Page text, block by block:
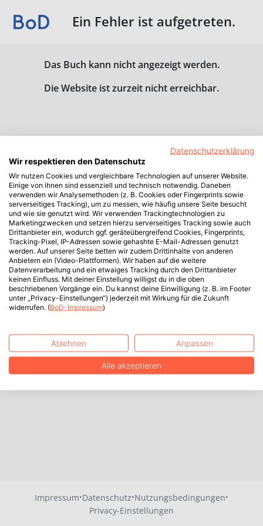
Ein Fehler ist aufgetreten.
Das Buch kann nicht angezeigt werden.
Die Website ist zurzeit nicht erreichbar.
Impressum·Datenschutz·Nutzungsbedingungen·
Privacy-Einstellungen
Datenschutzerklärung
Wir respektieren den Datenschutz
Wir nutzen Cookies und vergleichbare Technologien auf unserer Website.
Einige von ihnen sind essenziell und technisch notwendig. Daneben
verwenden wir Analysemethoden (z. B. Cookies oder Fingerprints sowie
serverseitiges Tracking), um zu messen, wie häufig unsere Seite besucht
und wie sie genutzt wird. Wir verwenden Trackingtechnologien zu
Marketingzwecken und setzen hierzu serverseitiges Tracking sowie auch
Drittanbieter ein, wodurch ggf. geräteübergreifend Cookies, Fingerprints,
Tracking-Pixel, IP-Adressen sowie gehashte E-Mail-Adressen genutzt
werden. Auf unserer Seite betten wir zudem Drittinhalte von anderen
Anbietern ein (Video-Plattformen). Wir haben auf die weitere
Datenverarbeitung und ein etwaiges Tracking durch den Drittanbieter
keinen Einfluss. Mit deiner Einstellung willigst du in die oben
beschriebenen Vorgänge ein. Du kannst deine Einwilligung (z. B. im Footer
unter „Privacy-Einstellungen“) jederzeit mit Wirkung für die Zukunft
widerrufen. (BoD-Impressum)
Ablehnen Anpassen
Alle akzeptieren